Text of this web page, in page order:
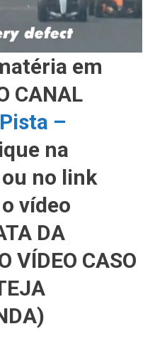
em
CANAL
–
na
no link
vídeo
DA
VÍDEO CASO